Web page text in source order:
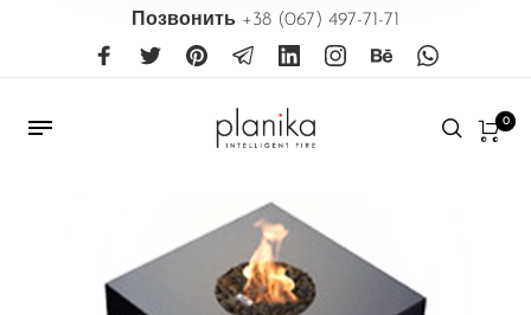
Позвонить +38 (067) 497-71-71
0